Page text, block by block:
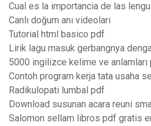
Cual es la importancia de las
Canlı doğum anı videoları
Tutorial html basico pdf
Lirik lagu masuk gerbangnya
5000 ingilizce kelime ve anlamları
Contoh program kerja tata usaha
Radikulopati lumbal pdf
Download susunan acara reuni
Salomon sellam libros pdf gratis